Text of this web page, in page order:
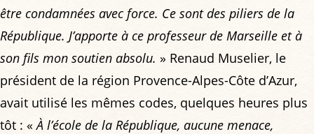
être condamnées avec force. Ce sont des piliers de la
République. J’apporte à ce professeur de Marseille et à
son fils mon soutien absolu. » Renaud Muselier, le
président de la région Provence-Alpes-Côte d’Azur,
avait utilisé les mêmes codes, quelques heures plus
tôt : «À l’école de la République, aucune menace,